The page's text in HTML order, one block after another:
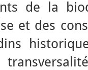
de la
et des